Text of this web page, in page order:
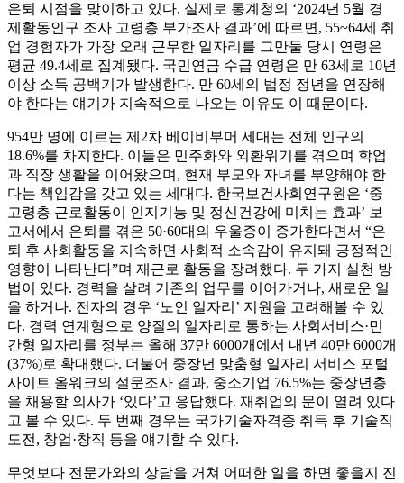
은퇴 시점을 맞이하고 있다. 실제로 통계청의 ‘2024년 5월 경
제활동인구 조사 고령층 부가조사 결과’에 따르면, 55~64세 취
업 경험자가 가장 오래 근무한 일자리를 그만둘 당시 연령은
평균 49.4세로 집계됐다. 국민연금 수급 연령은 만 63세로 10년
이상 소득 공백기가 발생한다. 만 60세의 법정 정년을 연장해
야 한다는 얘기가 지속적으로 나오는 이유도 이 때문이다.
954만 명에 이르는 제2차 베이비부머 세대는 전체 인구의
18.6%를 차지한다. 이들은 민주화와 외환위기를 겪으며 학업
과 직장 생활을 이어왔으며, 현재 부모와 자녀를 부양해야 한
다는 책임감을 갖고 있는 세대다. 한국보건사회연구원은 ‘중
고령층 근로활동이 인지기능 및 정신건강에 미치는 효과’ 보
고서에서 은퇴를 겪은 50·60대의 우울증이 증가한다면서 “은
퇴 후 사회활동을 지속하면 사회적 소속감이 유지돼 긍정적인
영향이 나타난다”며 재근로 활동을 장려했다. 두 가지 실천 방
법이 있다. 경력을 살려 기존의 업무를 이어가거나, 새로운 일
을 하거나. 전자의 경우 ‘노인 일자리’ 지원을 고려해볼 수 있
다. 경력 연계형으로 양질의 일자리로 통하는 사회서비스·민
간형 일자리를 정부는 올해 37만 6000개에서 내년 40만 6000개
(37%)로 확대했다. 더불어 중장년 맞춤형 일자리 서비스 포털
사이트 올워크의 설문조사 결과, 중소기업 76.5%는 중장년층
을 채용할 의사가 ‘있다’고 응답했다. 재취업의 문이 열려 있다
고 볼 수 있다. 두 번째 경우는 국가기술자격증 취득 후 기술직
도전, 창업·창직 등을 얘기할 수 있다.
무엇보다 전문가와의 상담을 거쳐 어떠한 일을 하면 좋을지 진